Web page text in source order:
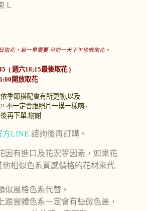
Ｌ
取花，若一早需要 可前一天下午傍晚取花。
( 週六18;15最後取花 )
開放取花
季節搭配會有所更動,以及
不一定會跟照片一模一樣唷~
再下單.謝謝
方LINE 諮詢後再訂購。
因有進口及花況等因素，如果花
相似色系質感價格的花材來代
似風格色系代替。
跟實體色系一定會有些微色差，